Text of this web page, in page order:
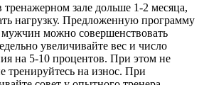
тренажерном зале дольше 1-2 месяца,
нагрузку. Предложенную программу
мужчин можно совершенствовать
увеличивайте вес и число
на 5-10 процентов. При этом не
тренируйтесь на износ. При